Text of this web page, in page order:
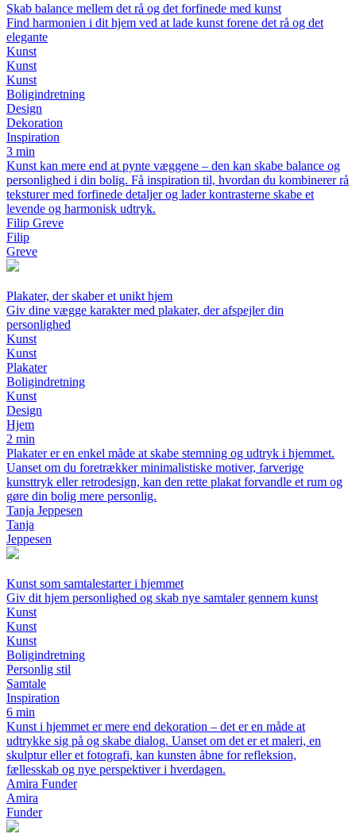
Skab balance mellem det rå og det forfinede med kunst
Find harmonien i dit hjem ved at lade kunst forene det rå og det
elegante
Kunst
Kunst
Kunst
Boligindretning
Design
Dekoration
Inspiration
3 min
Kunst kan mere end at pynte væggene – den kan skabe balance og
personlighed i din bolig. Få inspiration til, hvordan du kombinerer rå
teksturer med forfinede detaljer og lader kontrasterne skabe et
levende og harmonisk udtryk.
Filip Greve
Filip
Greve
Plakater, der skaber et unikt hjem
Giv dine vægge karakter med plakater, der afspejler din
personlighed
Kunst
Kunst
Plakater
Boligindretning
Kunst
Design
Hjem
2 min
Plakater er en enkel måde at skabe stemning og udtryk i hjemmet.
Uanset om du foretrækker minimalistiske motiver, farverige
kunsttryk eller retrodesign, kan den rette plakat forvandle et rum og
gøre din bolig mere personlig.
Tanja Jeppesen
Tanja
Jeppesen
Kunst som samtalestarter i hjemmet
Giv dit hjem personlighed og skab nye samtaler gennem kunst
Kunst
Kunst
Kunst
Boligindretning
Personlig stil
Samtale
Inspiration
6 min
Kunst i hjemmet er mere end dekoration – det er en måde at
udtrykke sig på og skabe dialog. Uanset om det er et maleri, en
skulptur eller et fotografi, kan kunsten åbne for refleksion,
fællesskab og nye perspektiver i hverdagen.
Amira Funder
Amira
Funder